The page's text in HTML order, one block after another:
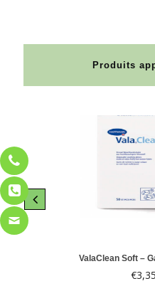
Produits
ValaClean Soft –
€3,35